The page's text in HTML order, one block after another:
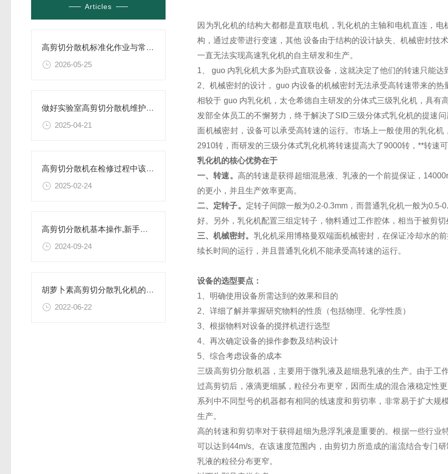
Articles
高剪切分散机标准化作业与常见故障维修保养指南
2026-05-25
做好实验室高剪切分散机维护的实用小技巧，别错过！
2025-04-21
高剪切分散机在检修过程中该留意的事项
2025-02-24
高剪切分散机基本操作,新手不得不看！
2024-09-24
胡萝卜素高剪切分散乳化机的原理及用途
2022-06-22
因为乳化机的结构大都都是直联电机，乳化机的主轴和电机直连，
构，通过皮带进行变速，其他 设备由于结构的设计缺失、机械密封技
一直无法实现高速乳化机的自主研发和生产。
1、 guo 内乳化机大多为卧式直联设备，这就决定了他们的转速只能达
2、机械密封的设计， guo 内设备的机械密封无法承受高转速带来的热
相较于 guo 内乳化机，太仓希德自主研发的分体式三级乳化机，具有
发部全体员工的不懈努力，终于解决了SID三级分体式乳化机的提速
面机械密封，设备可以承受高转速的运行。市场上一般使用的乳化
2910转，而研发的三级分体式乳化机将转速提高大了9000转，**转速
乳化机的核心优势在于
一、转速。 高的转速是获得超细混悬液、乳液的一个前提保证，
的更小，并且生产效率更高。
二、定转子。 定转子间隙一般为0.2-0.3mm，而普通乳化机一般为
好。另外，乳化机配置三组定转子，物料通过工作腔体，相当于被剪
三、机械密封。 乳化机采用博格曼双端面机械密封，在保证冷却水的
续长时间的运行，并且普通乳化机不能承受高转速的运行。
设备的选型要点：
1、明确使用设备所需达到的效果和目的
2、详细了解并掌握研究物料的性质（包括物理、化学性质）
3、根据物料对设备的搅拌机进行选型
4、再次确定设备的操作参数及结构设计
5、综合考虑设备的成本
三级高剪切分散机器，主要用于微乳液及超细悬乳液的生产。由于工
过高剪切后，液滴更细腻，粒径分布更窄，因而生成的混合液稳定性
系列中不同型号的机器都有相同的线速度和剪切率，非常易于扩大规
生产。
高的转速和剪切率对于获得超细为悬浮乳液是重要的。根据一些行业
可以达到44m/s。在该速度范围内，由剪切力所造成的湍流结合专门
乳液的粒径分布更窄。